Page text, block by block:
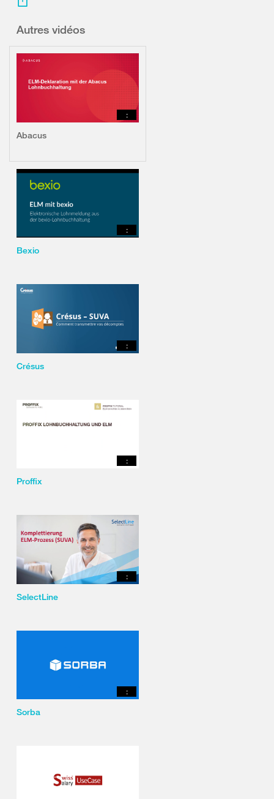
Autres vidéos
:
Abacus
:
Bexio
:
Crésus
:
Proffix
:
SelectLine
:
Sorba